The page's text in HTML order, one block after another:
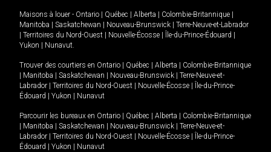
Maisons à louer - Ontario Québec Alberta Colombie-Britannique
Manitoba
Saskatchewan Nouveau-Brunswick
Terre-Neuve-et-Labrador
Territoires du Nord-Ouest Nouvelle-Écosse Île-du-Prince-Édouard
Yukon
Nunavut.
Trouver des courtiers en Ontario Québec Alberta
Colombie-Britannique
Manitoba Saskatchewan Nouveau-Brunswick
Terre-Neuve-et-
Labrador
Territoires du Nord-Ouest Nouvelle-Écosse
Île-du-Prince-
Édouard
Yukon Nunavut
Parcourir les bureaux en Ontario Québec Alberta
Colombie-Britannique
Manitoba Saskatchewan Nouveau-Brunswick
Terre-Neuve-et-
Labrador
Territoires du Nord-Ouest Nouvelle-Écosse
Île-du-Prince-
Édouard
Yukon Nunavut